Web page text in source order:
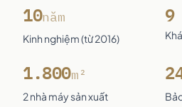
10năm
Kinh nghiệm (từ 2016)
9
1.800m²
2 nhà máy sản xuất